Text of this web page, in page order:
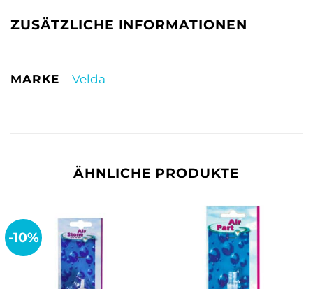
ZUSÄTZLICHE INFORMATIONEN
MARKE Velda
ÄHNLICHE PRODUKTE
-10%